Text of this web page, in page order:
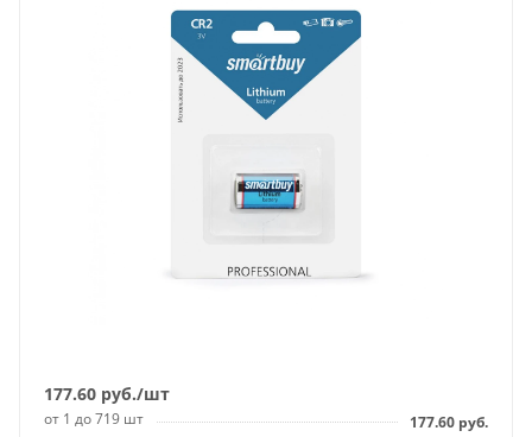
177.60 руб./шт
от 1 до 719 шт 177.60 руб.